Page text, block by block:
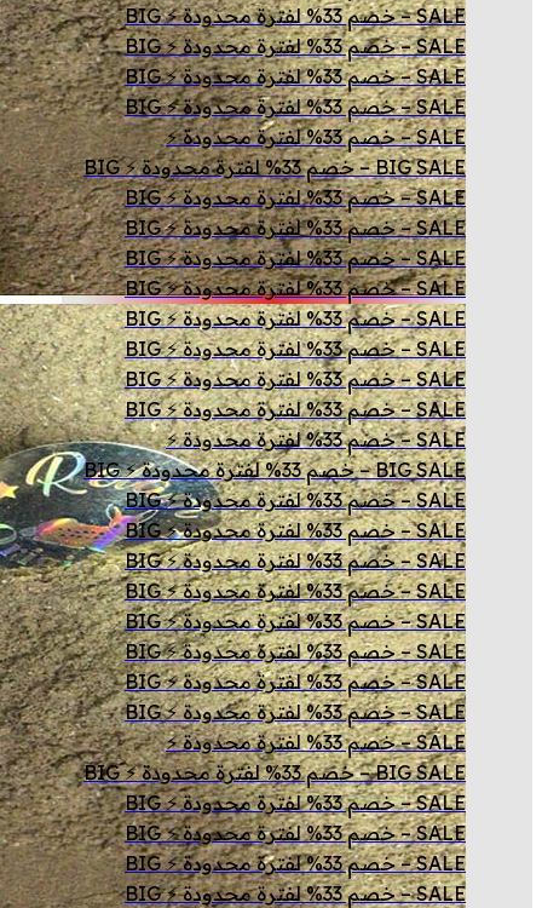
SALE – خصم 33% لفترة محدودة ⚡ BIG
SALE – خصم 33% لفترة محدودة ⚡ BIG
SALE – خصم 33% لفترة محدودة ⚡ BIG
SALE – خصم 33% لفترة محدودة ⚡ BIG
SALE – خصم 33% لفترة محدودة ⚡
BIG SALE – خصم 33% لفترة محدودة ⚡ BIG
SALE – خصم 33% لفترة محدودة ⚡ BIG
SALE – خصم 33% لفترة محدودة ⚡ BIG
SALE – خصم 33% لفترة محدودة ⚡ BIG
SALE – خصم 33% لفترة محدودة ⚡ BIG
SALE – خصم 33% لفترة محدودة ⚡ BIG
SALE – خصم 33% لفترة محدودة ⚡ BIG
SALE – خصم 33% لفترة محدودة ⚡ BIG
SALE – خصم 33% لفترة محدودة ⚡ BIG
SALE – خصم 33% لفترة محدودة ⚡
BIG SALE – خصم 33% لفترة محدودة ⚡ BIG
SALE – خصم 33% لفترة محدودة ⚡ BIG
SALE – خصم 33% لفترة محدودة ⚡ BIG
SALE – خصم 33% لفترة محدودة ⚡ BIG
SALE – خصم 33% لفترة محدودة ⚡ BIG
SALE – خصم 33% لفترة محدودة ⚡ BIG
SALE – خصم 33% لفترة محدودة ⚡ BIG
SALE – خصم 33% لفترة محدودة ⚡ BIG
SALE – خصم 33% لفترة محدودة ⚡ BIG
SALE – خصم 33% لفترة محدودة ⚡
BIG SALE – خصم 33% لفترة محدودة ⚡ BIG
SALE – خصم 33% لفترة محدودة ⚡ BIG
SALE – خصم 33% لفترة محدودة ⚡ BIG
SALE – خصم 33% لفترة محدودة ⚡ BIG
SALE – خصم 33% لفترة محدودة ⚡ BIG